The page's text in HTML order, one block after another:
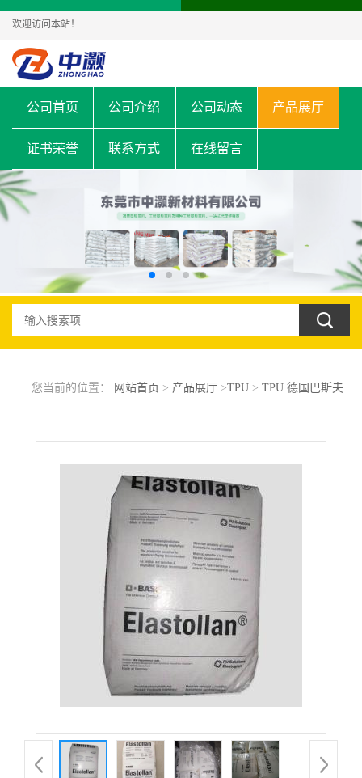
欢迎访问本站！
公司首页 公司介绍 公司动态 产品展厅
证书荣誉 联系方式 在线留言
您当前的位置： 网站首页 > 产品展厅>TPU> TPU 德国巴斯夫